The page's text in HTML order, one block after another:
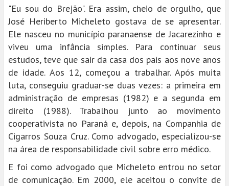
"Eu sou do Brejão". Era assim, cheio de orgulho, que
José Heriberto Micheleto gostava de se apresentar.
Ele nasceu no município paranaense de Jacarezinho e
viveu uma infância simples. Para continuar seus
estudos, teve que sair da casa dos pais aos nove anos
de idade. Aos 12, começou a trabalhar. Após muita
luta, conseguiu graduar-se duas vezes: a primeira em
administração de empresas (1982) e a segunda em
direito (1988). Trabalhou junto ao movimento
cooperativista no Paraná e, depois, na Companhia de
Cigarros Souza Cruz. Como advogado, especializou-se
na área de responsabilidade civil sobre erro médico.
E foi como advogado que Micheleto entrou no setor
de comunicação. Em 2000, ele aceitou o convite de